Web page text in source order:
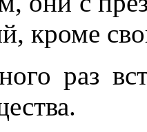
кроме
раз